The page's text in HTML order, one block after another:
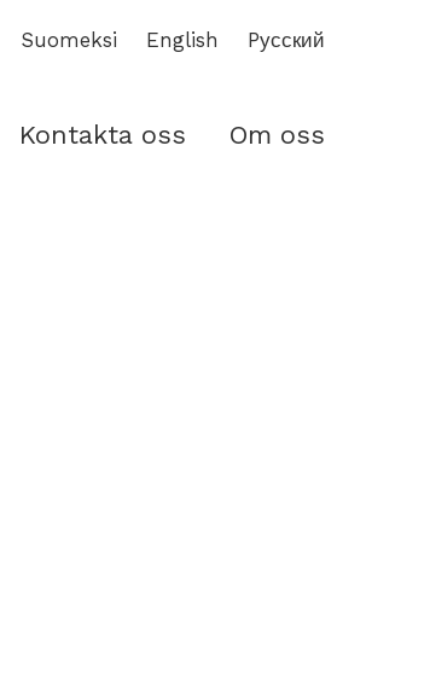
Suomeksi English Pусский
Kontakta oss Om oss